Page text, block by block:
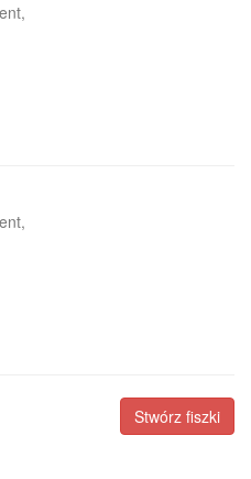
Stwórz fiszki